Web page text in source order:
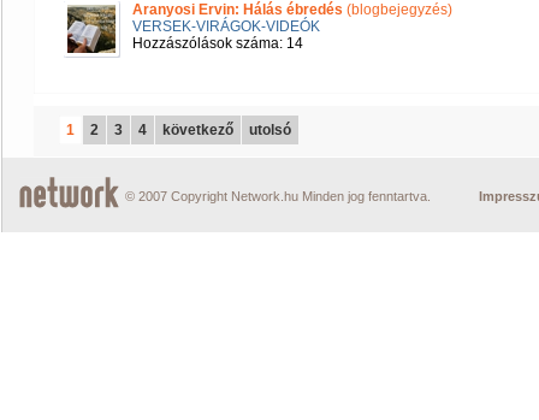
Aranyosi Ervin: Hálás ébredés (blogbejegyzés)
VERSEK-VIRÁGOK-VIDEÓK
Hozzászólások száma: 14
1 2 3 4 következő utolsó
© 2007 Copyright Network.hu Minden jog fenntartva.